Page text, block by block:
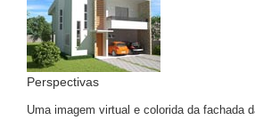
Perspectivas
Uma imagem virtual e colorida da fachada